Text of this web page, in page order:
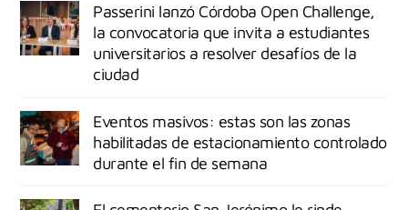
Passerini lanzó Córdoba Open Challenge,
la convocatoria que invita a estudiantes
universitarios a resolver desafíos de la
ciudad
Eventos masivos: estas son las zonas
habilitadas de estacionamiento controlado
durante el fin de semana